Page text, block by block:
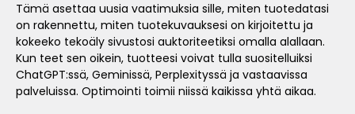
Tämä asettaa uusia vaatimuksia sille, miten tuotedatasi
on rakennettu, miten tuotekuvauksesi on kirjoitettu ja
kokeeko tekoäly sivustosi auktoriteetiksi omalla alallaan.
Kun teet sen oikein, tuotteesi voivat tulla suositelluiksi
ChatGPT:ssä, Geminissä, Perplexityssä ja vastaavissa
palveluissa. Optimointi toimii niissä kaikissa yhtä aikaa.